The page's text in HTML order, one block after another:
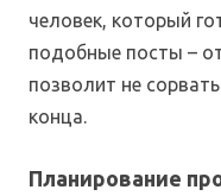
человек, который
подобные посты –
позволит не
конца.
Планирование